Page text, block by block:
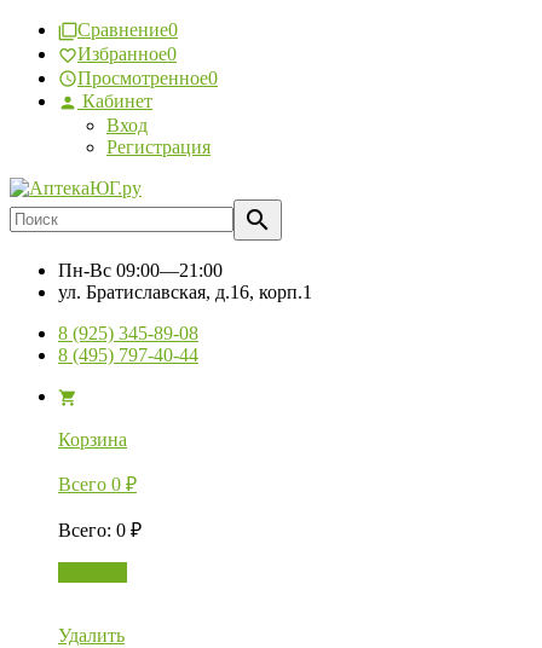
Сравнение0
Избранное0
Просмотренное0
Кабинет
Вход
Регистрация
Пн-Вс 09:00—21:00
ул. Братиславская, д.16, корп.1
8 (925) 345-89-08
8 (495) 797-40-44
Корзина
Всего 0 ₽
Всего: 0 ₽
Удалить